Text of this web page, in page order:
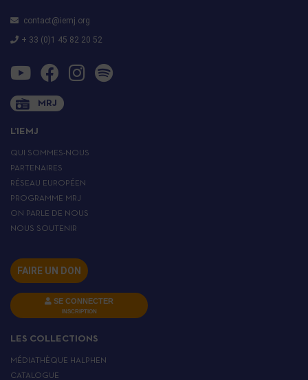
contact@iemj.org
+ 33 (0)1 45 82 20 52
MRJ
L’IEMJ
QUI SOMMES-NOUS
PARTENAIRES
RÉSEAU EUROPÉEN
PROGRAMME MRJ
ON PARLE DE NOUS
NOUS SOUTENIR
FAIRE UN DON
SE CONNECTER
INSCRIPTION
LES COLLECTIONS
MÉDIATHÈQUE HALPHEN
CATALOGUE